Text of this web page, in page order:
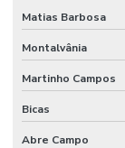
Matias Barbosa
Montalvânia
Martinho Campos
Bicas
Abre Campo